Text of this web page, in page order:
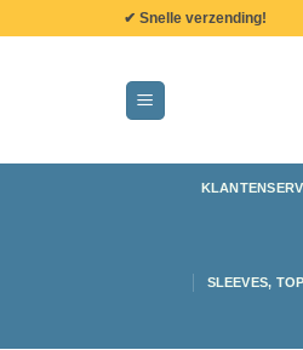
✔ Snelle verzending!
SLEEVES,